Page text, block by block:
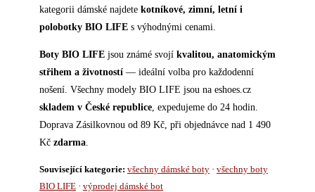
kategorii dámské najdete kotníkové, zimní, letní i
polobotky BIO LIFE s výhodnými cenami.
Boty BIO LIFE jsou známé svojí kvalitou, anatomickým
střihem a životností — ideální volba pro každodenní
nošení. Všechny modely BIO LIFE jsou na eshoes.cz
skladem v České republice , expedujeme do 24 hodin.
Doprava Zásilkovnou od 89 Kč, při objednávce nad 1 490
Kč zdarma
Související kategorie: všechny dámské boty · všechny boty
BIO LIFE · výprodej dámské bot